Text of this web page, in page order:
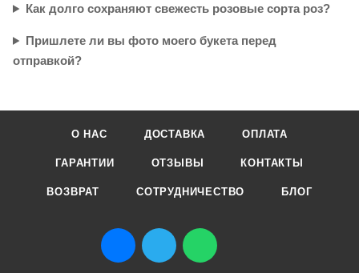
Как долго сохраняют свежесть розовые сорта роз?
Пришлете ли вы фото моего букета перед
отправкой?
О НАС ДОСТАВКА ОПЛАТА
ГАРАНТИИ ОТЗЫВЫ КОНТАКТЫ
ВОЗВРАТ СОТРУДНИЧЕСТВО БЛОГ